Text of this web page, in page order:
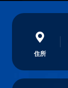
住所